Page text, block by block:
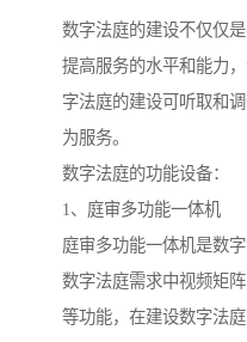
数字法庭的建设不仅仅
提高服务的水平和能力
字法庭的建设可听取和
为服务。
数字法庭的功能设备：
1、庭审多功能一体机
庭审多功能一体机是数
数字法庭需求中视频矩
等功能，在建设数字法